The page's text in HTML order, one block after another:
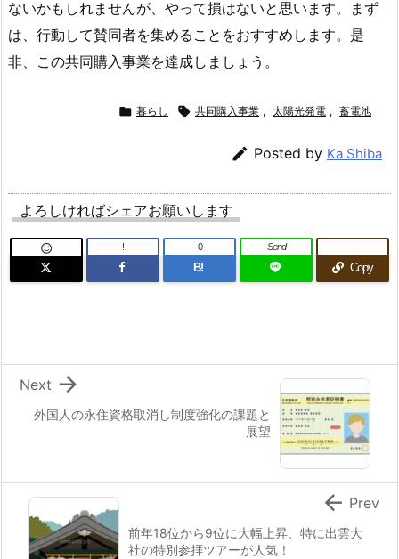
ないかもしれませんが、やって損はないと思います。まず
は、行動して賛同者を集めることをおすすめします。是
非、この共同購入事業を達成しましょう。
 暮らし  共同購入事業 , 太陽光発電 , 蓄電池
 Posted by Ka Shiba
よろしければシェアお願いします
 !
B!
0 Send
Copy
-
外国人の永住資格取消し制度強化の課題と
展望

Next
前年18位から9位に大幅上昇、特に出雲大
社の特別参拝ツアーが人気！
 Prev